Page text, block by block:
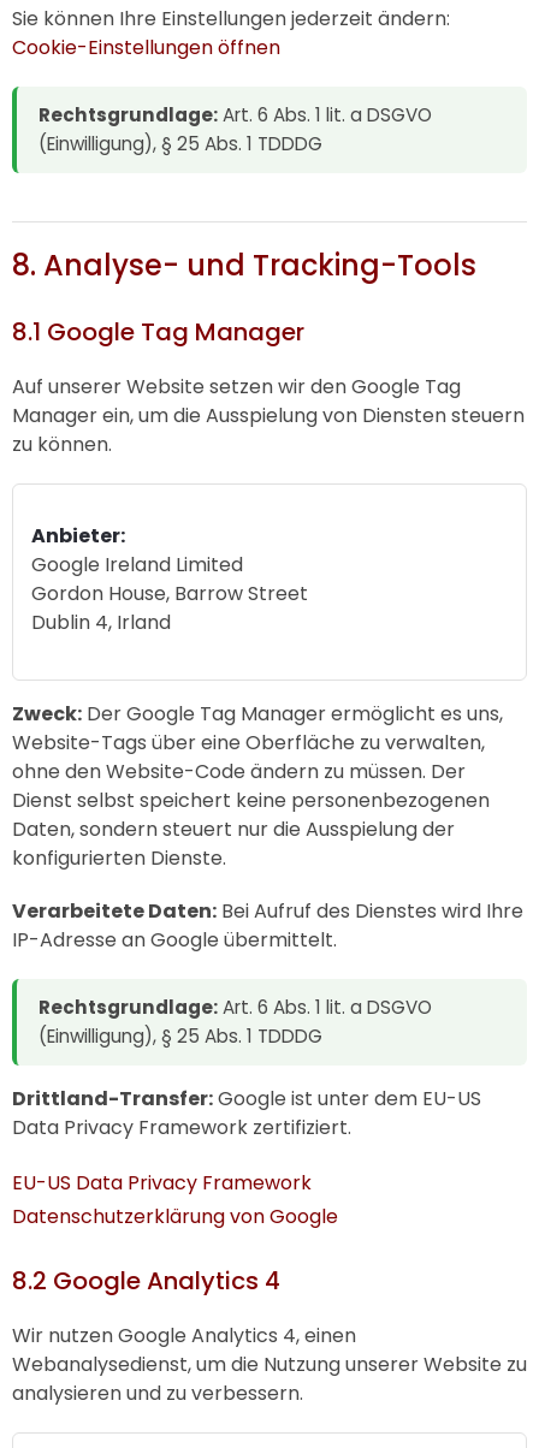
Sie können Ihre Einstellungen jederzeit ändern:
Cookie-Einstellungen öffnen
Rechtsgrundlage:Art. 6 Abs. 1 lit. a DSGVO
(Einwilligung), § 25 Abs. 1 TDDDG
8. Analyse- und Tracking-Tools
8.1 Google Tag Manager
Auf unserer Website setzen wir den Google Tag
Manager ein, um die Ausspielung von Diensten steuern
zu können.
Anbieter:
Google Ireland Limited
Gordon House, Barrow Street
Dublin 4, Irland
Zweck: Der Google Tag Manager ermöglicht es uns,
Website-Tags über eine Oberfläche zu verwalten,
ohne den Website-Code ändern zu müssen. Der
Dienst selbst speichert keine personenbezogenen
Daten, sondern steuert nur die Ausspielung der
konfigurierten Dienste.
Verarbeitete Daten: Bei Aufruf des Dienstes wird Ihre
IP-Adresse an Google übermittelt.
Rechtsgrundlage:Art. 6 Abs. 1 lit. a DSGVO
(Einwilligung), § 25 Abs. 1 TDDDG
Drittland-Transfer:Google ist unter dem EU-US
Data Privacy Framework zertifiziert.
EU-US Data Privacy Framework
Datenschutzerklärung von Google
8.2 Google Analytics 4
Wir nutzen Google Analytics 4, einen
Webanalysedienst, um die Nutzung unserer Website zu
analysieren und zu verbessern.